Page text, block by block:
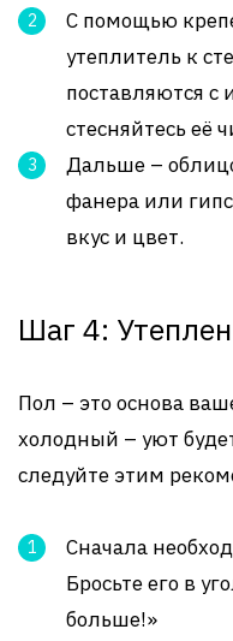
С помощью
утеплитель к
поставляются с
стесняйтесь её
Дальше –
фанера или
вкус и цвет.
Шаг 4:
Пол – это основа
холодный – уют
следуйте этим
Сначала
Бросьте его в
больше!»